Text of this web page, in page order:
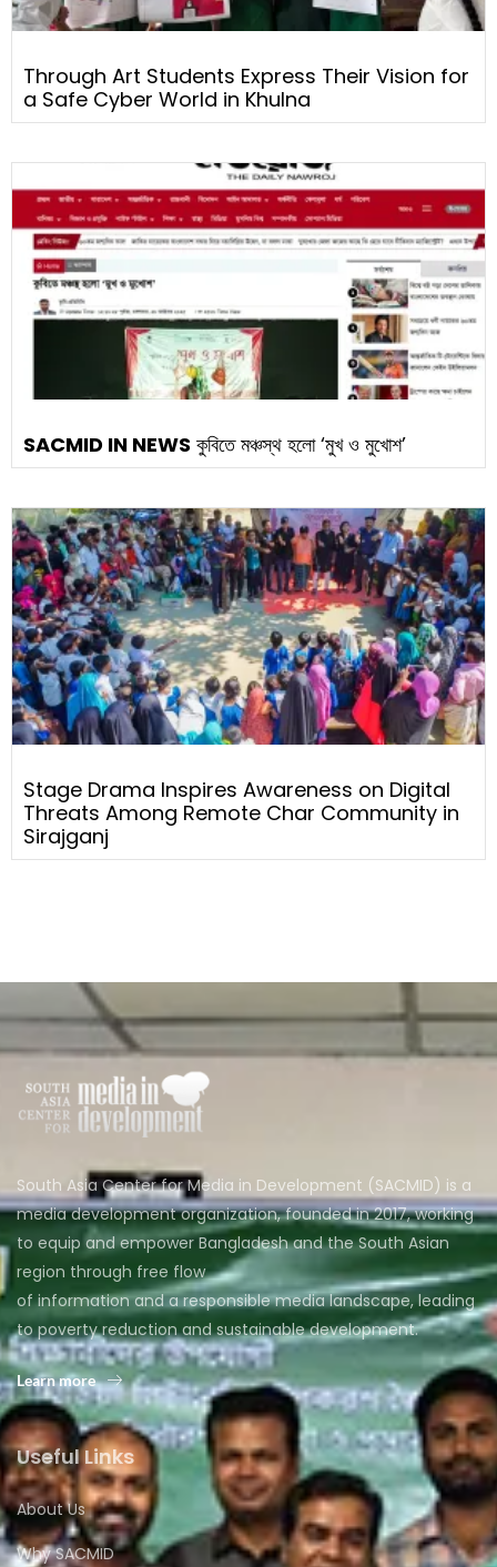
Through Art Students Express Their Vision for
a Safe Cyber World in Khulna
SACMID IN NEWS কুবিতে মঞ্চস্থ হলো ‘মুখ ও মুখোশ’
Stage Drama Inspires Awareness on Digital
Threats Among Remote Char Community in
Sirajganj
South Asia Center for Media in Development (SACMID) is a
media development organization, founded in 2017, working
to equip and empower Bangladesh and the South Asian
region through free flow
of information and a responsible media landscape, leading
to poverty reduction and sustainable development.
Learn more
Useful Links
About Us
Why SACMID